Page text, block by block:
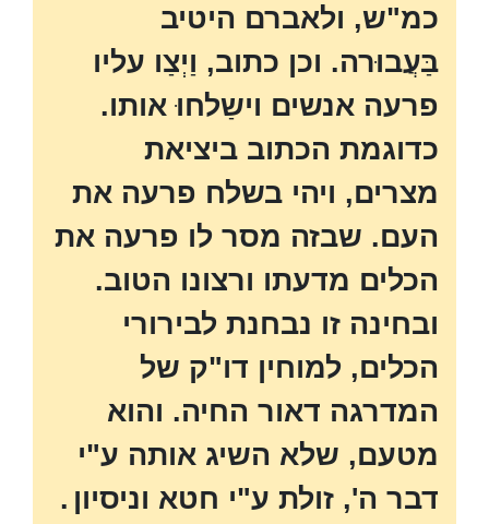
כמ"ש, ולאברם היטיב
בַּעֲבוּרה. וכן כתוב, וַיְצַו עליו
פרעה אנשים וישַלחוּ אותו.
כדוגמת הכתוב ביציאת
מצרים, ויהי בשלח פרעה את
העם. שבזה מסר לו פרעה את
הכלים מדעתו ורצונו הטוב.
ובחינה זו נבחנת לבירורי
הכלים, למוחין דו"ק של
המדרגה דאור החיה. והוא
מטעם, שלא השיג אותה ע"י
דבר ה', זולת ע"י חטא וניסיון .